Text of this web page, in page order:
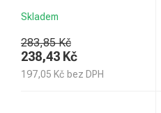
Skladem
283,85 Kč
238,43 Kč
197,05 Kč bez DPH